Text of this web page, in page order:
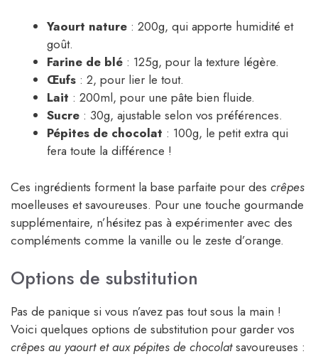
Yaourt nature : 200g, qui apporte humidité et
goût.
Farine de blé : 125g, pour la texture légère.
Œufs : 2, pour lier le tout.
Lait : 200ml, pour une pâte bien fluide.
Sucre : 30g, ajustable selon vos préférences.
Pépites de chocolat : 100g, le petit extra qui
fera toute la différence !
Ces ingrédients forment la base parfaite pour des crêpes
moelleuses et savoureuses. Pour une touche gourmande
supplémentaire, n’hésitez pas à expérimenter avec des
compléments comme la vanille ou le zeste d’orange.
Options de substitution
Pas de panique si vous n’avez pas tout sous la main !
Voici quelques options de substitution pour garder vos
crêpes au yaourt et aux pépites de chocolatsavoureuses :